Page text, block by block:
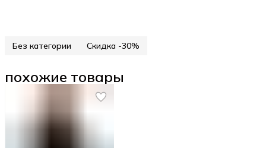
Без категории Скидка -30%
похожие товары